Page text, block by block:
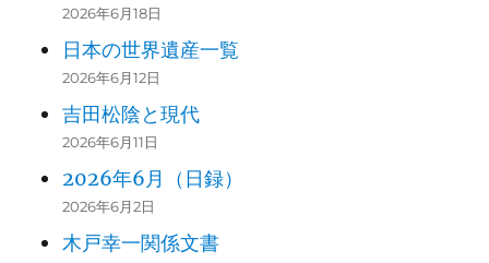
2026年6月18日
日本の世界遺産一覧
2026年6月12日
吉田松陰と現代
2026年6月11日
2026年6月（日録）
2026年6月2日
木戸幸一関係文書